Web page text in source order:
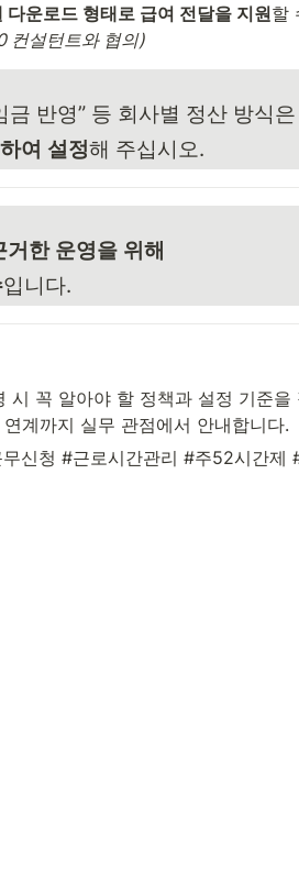
다운로드 형태로 급여 전달을 지원할
컨설턴트와 협의)
반영” 등 회사별 정산 방식은
여 설정해 주십시오.
한 운영을 위해
입니다.
시 꼭 알아야 할 정책과 설정 기준
계까지 실무 관점에서 안내합니다.
신청 #근로시간관리 #주52시간